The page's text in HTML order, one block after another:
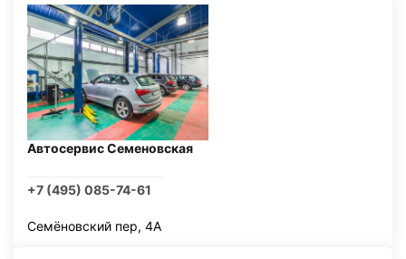
Автосервис Семеновская
+7 (495) 085-74-61
Семёновский пер, 4А